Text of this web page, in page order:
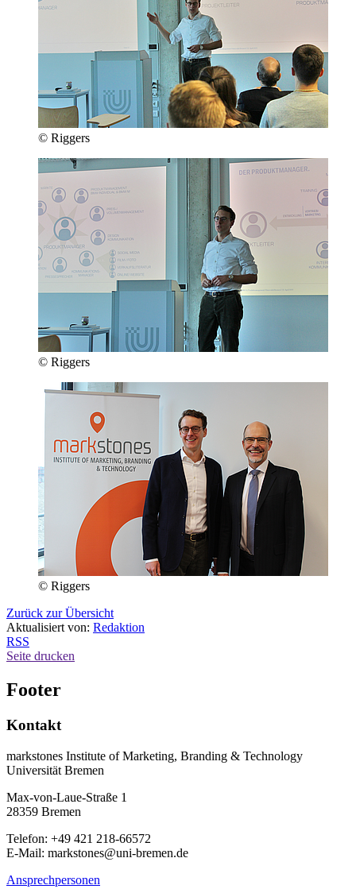
© Riggers
© Riggers
© Riggers
Zurück zur Übersicht
Aktualisiert von: Redaktion
RSS
Seite drucken
Footer
Kontakt
markstones Institute of Marketing, Branding & Technology
Universität Bremen
Max-von-Laue-Straße 1
28359 Bremen
Telefon: +49 421 218-66572
E-Mail: markstones@uni-bremen.de
Ansprechpersonen